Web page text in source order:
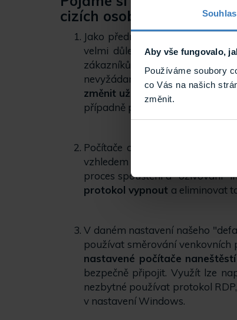
Souhlas
Aby vše fungovalo,
Používáme soubory
co Vás na našich
změnit.
cizích osob do počítače:
Jako přednastavené přístupové
velmi důležité, speciální
zákazníků toto heslo po
nevyžádanými přístupy cizích
změnit uživatelské jméno / účet
případně použijte generátor
Počítače od nás odesíláme s
vzhledem k jeho
proces spouštění a "oživování"
protokol vypnout a eliminovat
V daném nastavení našeho
používat směrování
nastavené počítače
bezpečně připojit. Využít lze
nezbytné používat protokol RDP,
v nastavení Windows.